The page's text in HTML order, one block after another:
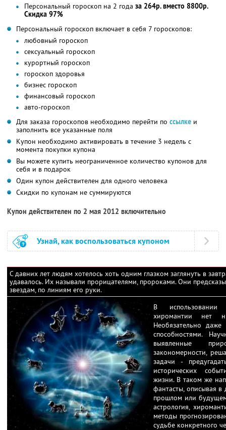
Персональный гороскоп на 2 года за 264р. вместо 8800р.
Скидка 97%
Персональный гороскоп включает в себя 7 гороскопов:
любовный гороскоп
сексуальный гороскоп
курортный гороскоп
гороскоп здоровья
бизнес гороскоп
финансовый гороскоп
авто-гороскоп
Для заказа гороскопов необходимо перейти по ссылке и
заполнить все указанные поля
Купон необходимо активировать в течение 3 недель с
момента покупки купона
Вы можете купить неограниченное количество купонов для
себя и в подарок
Один купон действителен для одного человека
Скидки по купонам не суммируются
Купон действителен по 2 мая 2012 включительно
Узнай, как воспользоваться купоном
С давних лет людям хотелось хоть одним глазком заглянуть в
удавалось. Их называли прорицателями, пророками. Они
звездам, по линиям его руки.
В
хиромантии нет
Необязательно даже
способностями.
выявленные
закономерности,
задачи -
исторических
жизни. В таком же
фантасты, описывая
прошлом или
астрология,
методы
судьбе конкретного